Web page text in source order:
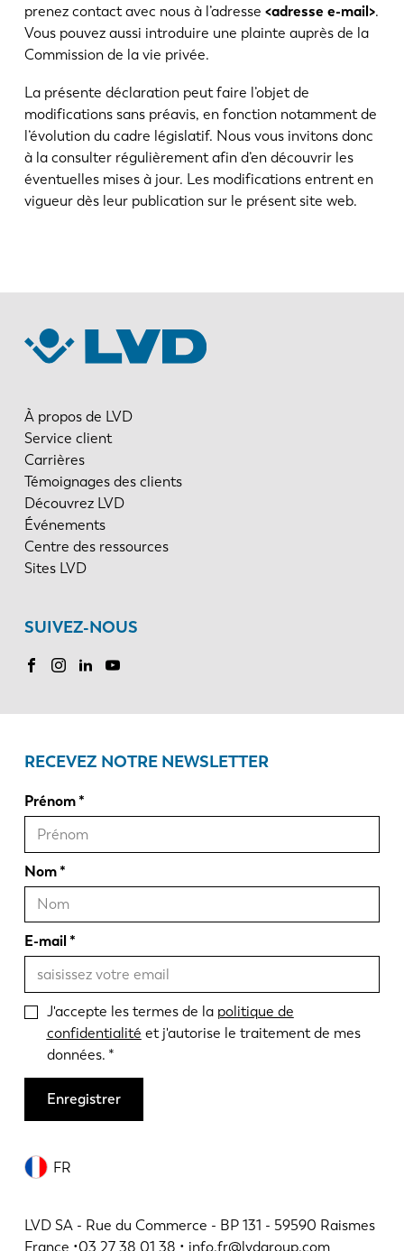
prenez contact avec nous à l’adresse <adresse e-mail>.
Vous pouvez aussi introduire une plainte auprès de la
Commission de la vie privée.
La présente déclaration peut faire l’objet de
modifications sans préavis, en fonction notamment de
l’évolution du cadre législatif. Nous vous invitons donc
à la consulter régulièrement afin d’en découvrir les
éventuelles mises à jour. Les modifications entrent en
vigueur dès leur publication sur le présent site web.
À propos de LVD
Service client
Carrières
Témoignages des clients
Découvrez LVD
Événements
Centre des ressources
Sites LVD
SUIVEZ-NOUS
FR
LVD SA - Rue du Commerce - BP 131 - 59590 Raismes
France •03 27 38 01 38 • info.fr@lvdgroup.com
RECEVEZ NOTRE NEWSLETTER
Prénom
Nom
E-mail
J'accepte les termes de la politique de
confidentialité et j'autorise le traitement de mes
données.
Enregistrer